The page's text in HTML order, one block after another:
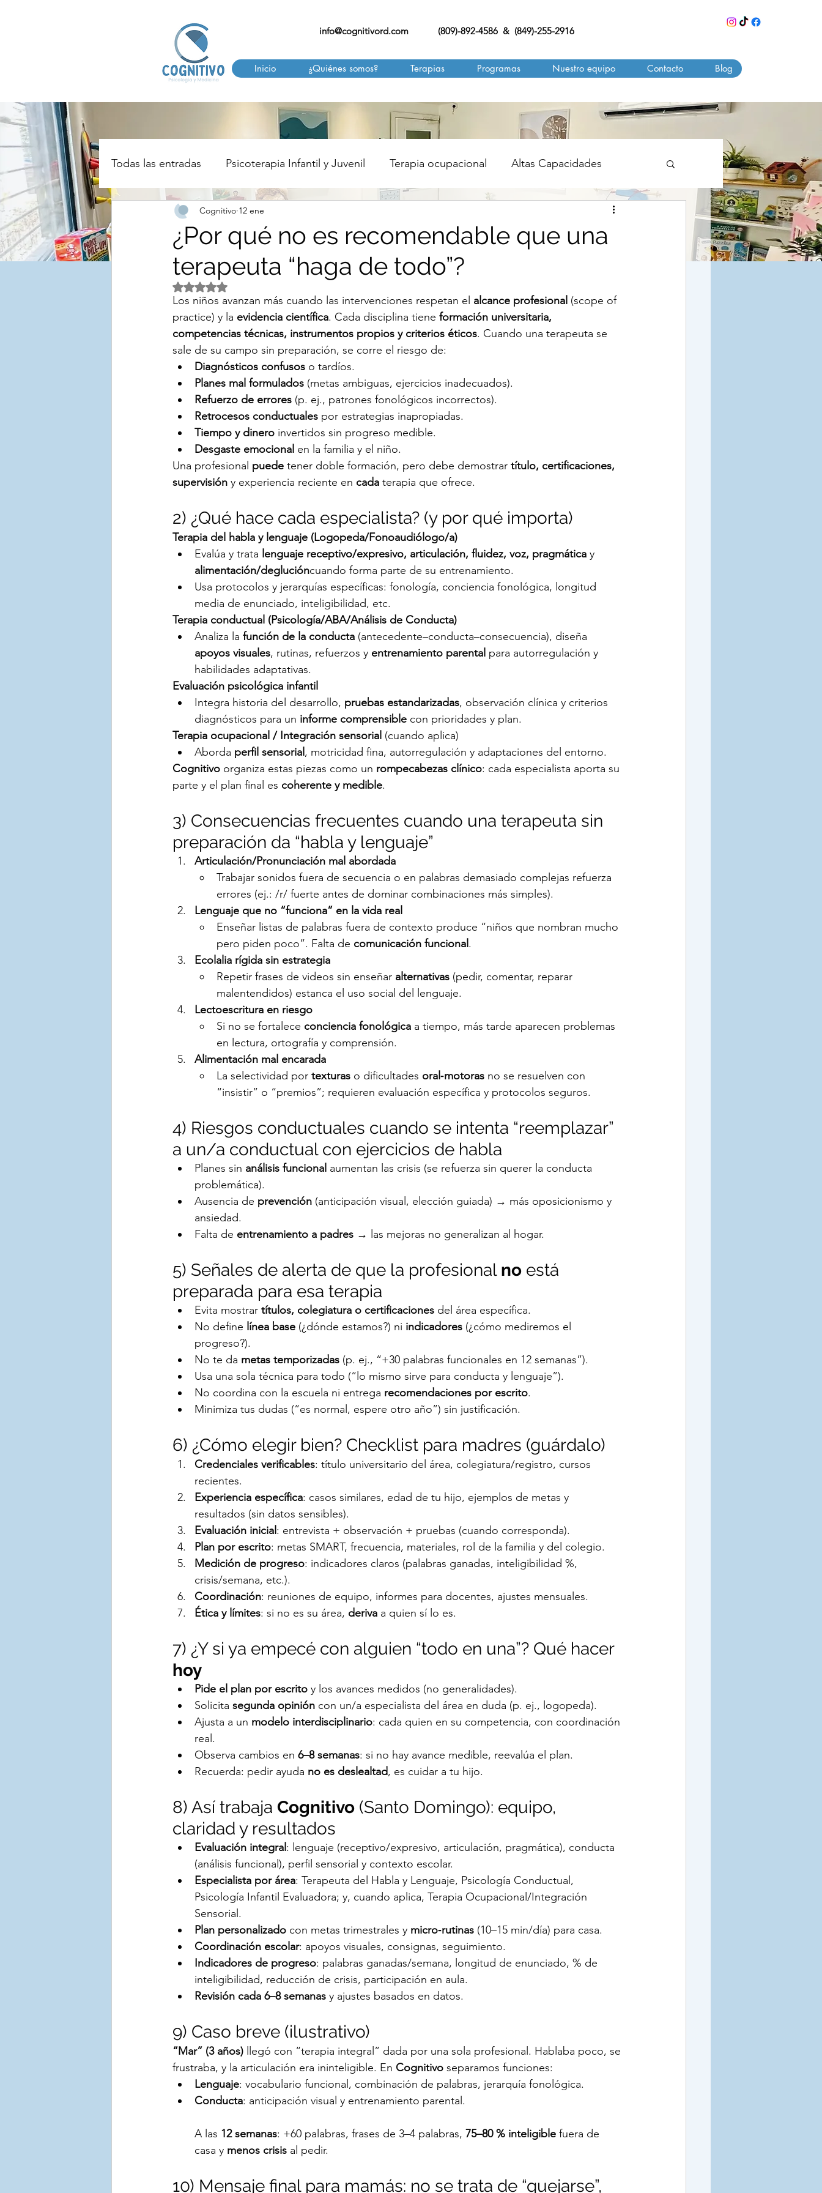
info@cognitivord.com (809)-892-4586 & (849)-255-2916
Inicio ¿Quiénes somos? Terapias Programas Nuestro equipo Contacto Blog
Todas las entradas Psicoterapia Infantil y Juvenil Terapia ocupacional Altas Capacidades
AUTISMO TDHA TERAPIA CONDUCTUAL
TERAPIA DEL HABLA Y LENGUAJE MASAJE INFANTIL TERAPIA DE APRENDIZAJE
TERAPIA DE ALIMENTACIÓN TERAPIA NEUROCOGNITIVA INTERVENCIÓN TEMPRANA
EVALUACIÓN
¿Por qué no es recomendable que una
terapeuta “haga de todo”?
Cognitivo 12 ene
Obtuvo NaN de 5 estrellas.
Los niños avanzan más cuando las intervenciones respetan el alcance profesional (scope of
practice) y la evidencia científica. Cada disciplina tiene formación universitaria,
competencias técnicas, instrumentos propios y criterios éticos. Cuando una terapeuta se
sale de su campo sin preparación, se corre el riesgo de:
Diagnósticos confusos o tardíos.
Planes mal formulados (metas ambiguas, ejercicios inadecuados).
Refuerzo de errores (p. ej., patrones fonológicos incorrectos).
Retrocesos conductuales por estrategias inapropiadas.
Tiempo y dinero invertidos sin progreso medible.
Desgaste emocional en la familia y el niño.
Una profesional puede tener doble formación, pero debe demostrar título, certificaciones,
supervisión y experiencia reciente en cada terapia que ofrece.
2) ¿Qué hace cada especialista? (y por qué importa)
Terapia del habla y lenguaje (Logopeda/Fonoaudiólogo/a)
Evalúa y trata lenguaje receptivo/expresivo, articulación, fluidez, voz, pragmática y
alimentación/deglucióncuando forma parte de su entrenamiento.
Usa protocolos y jerarquías específicas: fonología, conciencia fonológica, longitud
media de enunciado, inteligibilidad, etc.
Terapia conductual (Psicología/ABA/Análisis de Conducta)
Analiza la función de la conducta (antecedente–conducta–consecuencia), diseña
apoyos visuales, rutinas, refuerzos y entrenamiento parental para autorregulación y
habilidades adaptativas.
Evaluación psicológica infantil
Integra historia del desarrollo, pruebas estandarizadas, observación clínica y criterios
diagnósticos para un informe comprensible con prioridades y plan.
Terapia ocupacional / Integración sensorial (cuando aplica)
Aborda perfil sensorial , motricidad fina, autorregulación y adaptaciones del entorno.
Cognitivo organiza estas piezas como un rompecabezas clínico: cada especialista aporta su
parte y el plan final es coherente y medible.
3) Consecuencias frecuentes cuando una terapeuta sin
preparación da “habla y lenguaje”
Articulación/Pronunciación mal abordada
Trabajar sonidos fuera de secuencia o en palabras demasiado complejas refuerza
errores (ej.: /r/ fuerte antes de dominar combinaciones más simples).
Lenguaje que no “funciona” en la vida real
Enseñar listas de palabras fuera de contexto produce “niños que nombran mucho
pero piden poco”. Falta de comunicación funcional .
Ecolalia rígida sin estrategia
Repetir frases de videos sin enseñar alternativas (pedir, comentar, reparar
malentendidos) estanca el uso social del lenguaje.
Lectoescritura en riesgo
Si no se fortalece conciencia fonológica a tiempo, más tarde aparecen problemas
en lectura, ortografía y comprensión.
Alimentación mal encarada
La selectividad por texturas o dificultades oral‑motoras no se resuelven con
“insistir” o “premios”; requieren evaluación específica y protocolos seguros.
4) Riesgos conductuales cuando se intenta “reemplazar”
a un/a conductual con ejercicios de habla
Planes sin análisis funcional aumentan las crisis (se refuerza sin querer la conducta
problemática).
Ausencia de prevención (anticipación visual, elección guiada) → más oposicionismo y
ansiedad.
Falta de entrenamiento a padres → las mejoras no generalizan al hogar.
5) Señales de alerta de que la profesional no está
preparada para esa terapia
Evita mostrar títulos, colegiatura o certificaciones del área específica.
No define línea base (¿dónde estamos?) ni indicadores (¿cómo mediremos el
progreso?).
No te da metas temporizadas (p. ej., “+30 palabras funcionales en 12 semanas”).
Usa una sola técnica para todo (“lo mismo sirve para conducta y lenguaje”).
No coordina con la escuela ni entrega recomendaciones por escrito.
Minimiza tus dudas (“es normal, espere otro año”) sin justificación.
6) ¿Cómo elegir bien? Checklist para madres (guárdalo)
Credenciales verificables: título universitario del área, colegiatura/registro, cursos
recientes.
Experiencia específica: casos similares, edad de tu hijo, ejemplos de metas y
resultados (sin datos sensibles).
Evaluación inicial : entrevista + observación + pruebas (cuando corresponda).
Plan por escrito: metas SMART, frecuencia, materiales, rol de la familia y del colegio.
Medición de progreso: indicadores claros (palabras ganadas, inteligibilidad %,
crisis/semana, etc.).
Coordinación: reuniones de equipo, informes para docentes, ajustes mensuales.
Ética y límites: si no es su área, deriva a quien sí lo es.
7) ¿Y si ya empecé con alguien “todo en una”? Qué hacer
hoy
Pide el plan por escrito y los avances medidos (no generalidades).
Solicita segunda opinión con un/a especialista del área en duda (p. ej., logopeda).
Ajusta a un modelo interdisciplinario: cada quien en su competencia, con coordinación
real.
Observa cambios en 6–8 semanas: si no hay avance medible, reevalúa el plan.
Recuerda: pedir ayuda no es deslealtad, es cuidar a tu hijo.
8) Así trabaja Cognitivo (Santo Domingo): equipo,
claridad y resultados
Evaluación integral : lenguaje (receptivo/expresivo, articulación, pragmática), conducta
(análisis funcional), perfil sensorial y contexto escolar.
Especialista por área: Terapeuta del Habla y Lenguaje, Psicología Conductual,
Psicología Infantil Evaluadora; y, cuando aplica, Terapia Ocupacional/Integración
Sensorial.
Plan personalizado con metas trimestrales y micro‑rutinas (10–15 min/día) para casa.
Coordinación escolar: apoyos visuales, consignas, seguimiento.
Indicadores de progreso: palabras ganadas/semana, longitud de enunciado, % de
inteligibilidad, reducción de crisis, participación en aula.
Revisión cada 6–8 semanas y ajustes basados en datos.
9) Caso breve (ilustrativo)
“Mar” (3 años) llegó con “terapia integral” dada por una sola profesional. Hablaba poco, se
frustraba, y la articulación era ininteligible. En Cognitivo separamos funciones:
Lenguaje: vocabulario funcional, combinación de palabras, jerarquía fonológica.
Conducta: anticipación visual y entrenamiento parental.
A las 12 semanas: +60 palabras, frases de 3–4 palabras, 75–80 % inteligible fuera de
casa y menos crisis al pedir.
10) Mensaje final para mamás: no se trata de “quejarse”,